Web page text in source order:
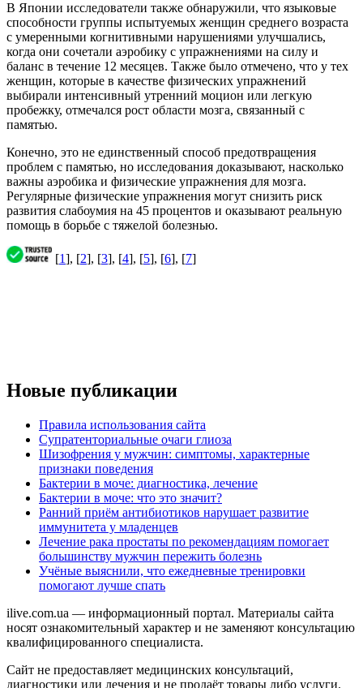
В Японии исследователи также обнаружили, что языковые
способности группы испытуемых женщин среднего возраста
с умеренными когнитивными нарушениями улучшались,
когда они сочетали аэробику с упражнениями на силу и
баланс в течение 12 месяцев. Также было отмечено, что у тех
женщин, которые в качестве физических упражнений
выбирали интенсивный утренний моцион или легкую
пробежку, отмечался рост области мозга, связанный с
памятью.
Конечно, это не единственный способ предотвращения
проблем с памятью, но исследования доказывают, насколько
важны аэробика и физические упражнения для мозга.
Регулярные физические упражнения могут снизить риск
развития слабоумия на 45 процентов и оказывают реальную
помощь в борьбе с тяжелой болезнью.
[1], [2], [3], [4], [5], [6], [7]
Новые публикации
Правила использования сайта
Супратенториальные очаги глиоза
Шизофрения у мужчин: симптомы, характерные
признаки поведения
Бактерии в моче: диагностика, лечение
Бактерии в моче: что это значит?
Ранний приём антибиотиков нарушает развитие
иммунитета у младенцев
Лечение рака простаты по рекомендациям помогает
большинству мужчин пережить болезнь
Учёные выяснили, что ежедневные тренировки
помогают лучше спать
ilive.com.ua — информационный портал. Материалы сайта
носят ознакомительный характер и не заменяют консультацию
квалифицированного специалиста.
Сайт не предоставляет медицинских консультаций,
диагностики или лечения и не продаёт товары либо услуги.